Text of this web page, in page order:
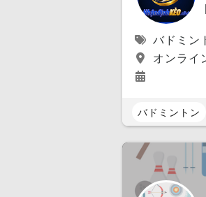
バドミン
オンライ
バドミントン